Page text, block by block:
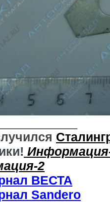
2
ВЕСТА
Sandero